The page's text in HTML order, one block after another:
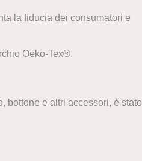
la fiducia dei consumatori e
Oeko-Tex®.
bottone e altri accessori, è stato